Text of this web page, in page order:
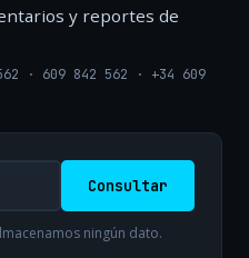
y reportes de
· 609 842 562 · +34 609
Consultar
ningún dato.